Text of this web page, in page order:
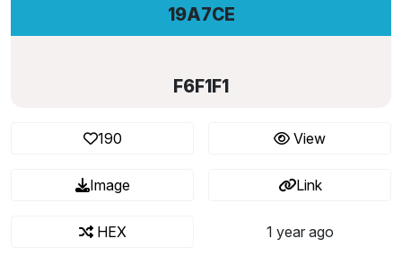
19A7CE
F6F1F1
190 View
Image Link
HEX 1 year ago